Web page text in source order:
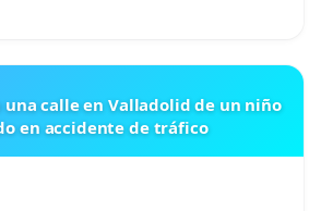
una calle en Valladolid de un niño
en accidente de tráfico